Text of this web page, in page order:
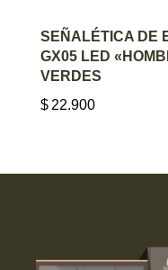
SEÑALÉTICA DE
GX05 LED
VERDES
$ 22.900